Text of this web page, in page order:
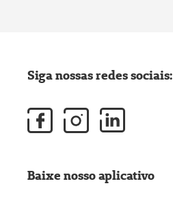
Siga nossas redes sociais:
Baixe nosso aplicativo